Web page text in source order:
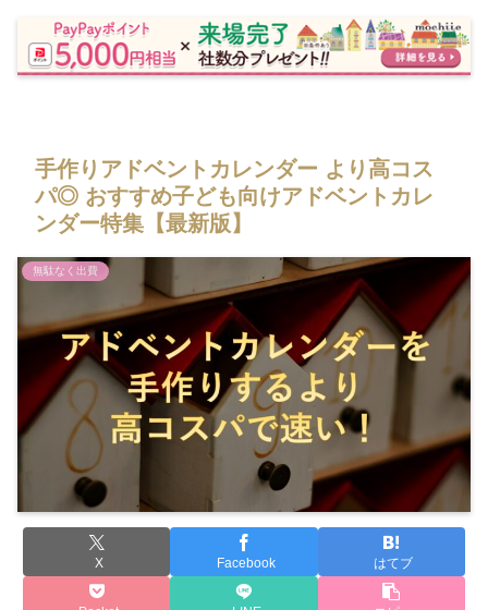
手作りアドベントカレンダー より高コス
パ◎ おすすめ子ども向けアドベントカレ
ンダー特集【最新版】
無駄なく出費
X Facebook はてブ